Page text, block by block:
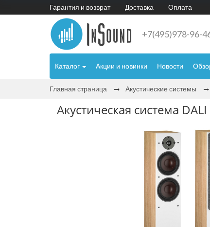
Гарантия и возврат Доставка Оплата
+7(495)978-96-
Каталог Акции и новинки Новости
Главная страница Акустические системы
Акустическая система